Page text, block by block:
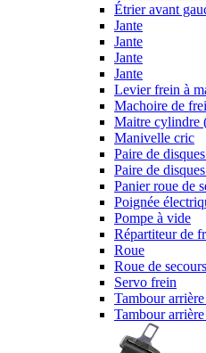
Étrier avant
Jante
Jante
Jante
Jante
Levier frein à
Machoire de
Maitre cylindre
Manivelle cric
Paire de
Paire de
Panier roue de
Poignée
Pompe à vide
Répartiteur de
Roue
Roue de secours
Servo frein
Tambour
Tambour